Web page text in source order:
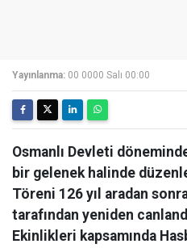
Yayınlanma: 00 0000 Salı 00:00
Osmanlı Devleti
bir gelenek halinde
Töreni 126 yıl aradan
tarafından yeniden
Ekinlikleri kapsamında